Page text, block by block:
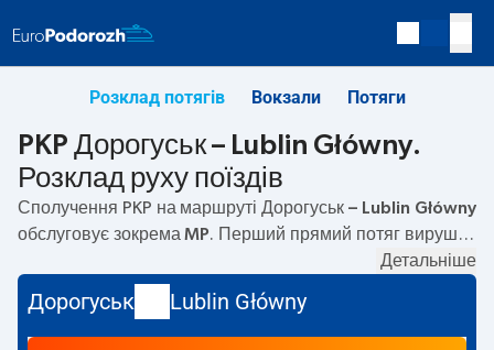
Розклад потягів Вокзали Потяги
PKP Дорогуськ – Lublin Główny.
Розклад руху поїздів
Сполучення PKP на маршруті Дорогуськ – Lublin Główny
обслуговує зокрема MP. Перший прямий потяг вирушає
Lublin Główny вирушає о 06:00. Найшвидший маршрут
пропонує потяг без пересадокKYIV EXPRESS
цим потягом триває01:21 . Наразі на маршрутіДорогуськ
Детальніше
Дорогуськ Lublin Główny